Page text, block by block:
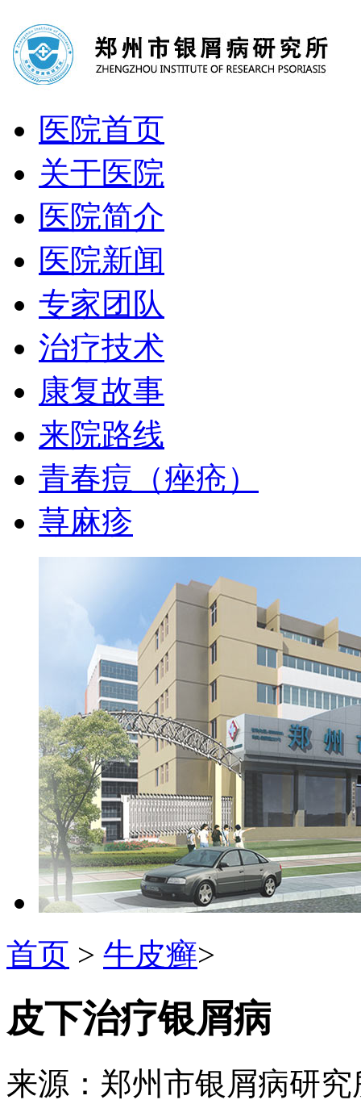
医院首页
关于医院
医院简介
医院新闻
专家团队
治疗技术
康复故事
来院路线
青春痘（痤疮）
荨麻疹
首页 > 牛皮癣>
皮下治疗银屑病
来源：郑州市银屑病研